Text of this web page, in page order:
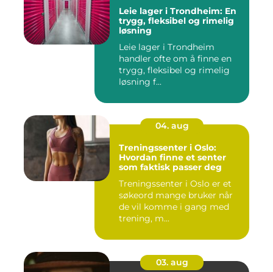
Leie lager i Trondheim: En
trygg, fleksibel og rimelig
løsning
Leie lager i Trondheim
handler ofte om å finne en
trygg, fleksibel og rimelig
løsning f...
04. aug
Treningssenter i Oslo:
Hvordan finne et senter
som faktisk passer deg
Treningssenter i Oslo er et
søkeord mange bruker når
de vil komme i gang med
trening, m...
03. aug